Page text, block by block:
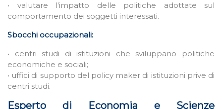
• valutare l'impatto delle politiche adottate sul
comportamento dei soggetti interessati.
Sbocchi occupazionali:
• centri studi di istituzioni che sviluppano politiche
economiche e sociali;
• uffici di supporto del policy maker di istituzioni prive di
centri studi.
Esperto di Economia e Scienze